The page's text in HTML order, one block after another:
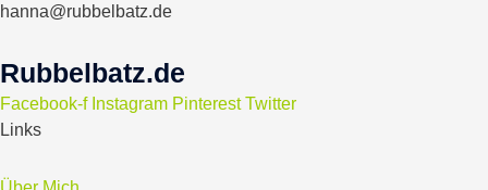
hanna@rubbelbatz.de
Rubbelbatz.de
Facebook-f Instagram Pinterest Twitter
Links